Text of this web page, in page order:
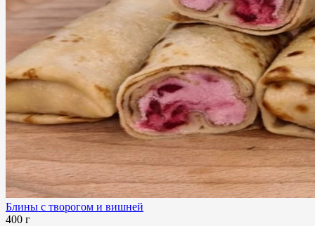
Блины с творогом и вишней
400 г